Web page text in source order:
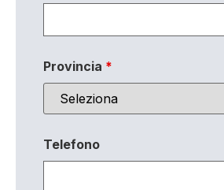
Provincia *
Telefono